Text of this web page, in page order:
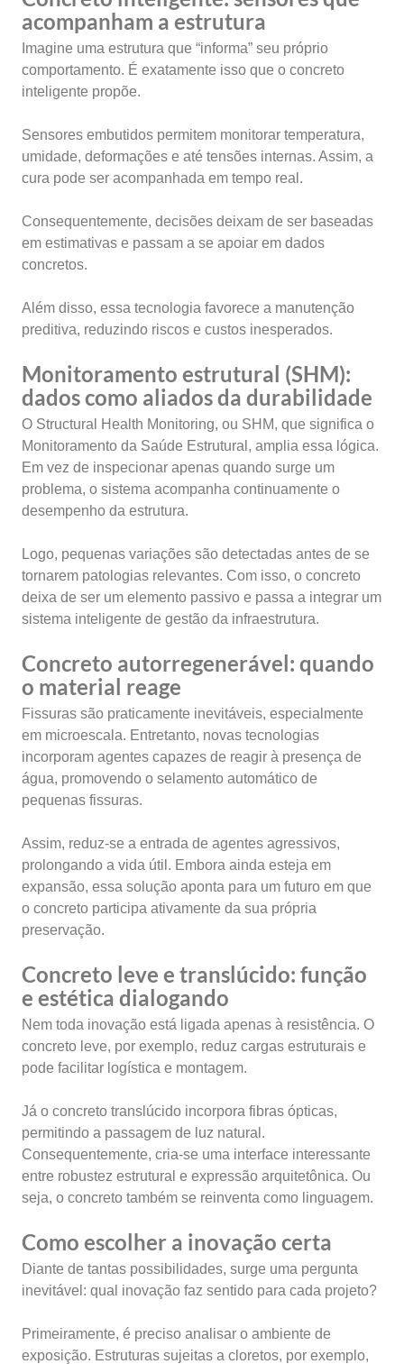
acompanham a estrutura
Imagine uma estrutura que “informa” seu próprio
comportamento. É exatamente isso que o concreto
inteligente propõe.
Sensores embutidos permitem monitorar temperatura,
umidade, deformações e até tensões internas. Assim, a
cura pode ser acompanhada em tempo real.
Consequentemente, decisões deixam de ser baseadas
em estimativas e passam a se apoiar em dados
concretos.
Além disso, essa tecnologia favorece a manutenção
preditiva, reduzindo riscos e custos inesperados.
Monitoramento estrutural (SHM):
dados como aliados da durabilidade
O Structural Health Monitoring, ou SHM, que significa o
Monitoramento da Saúde Estrutural, amplia essa lógica.
Em vez de inspecionar apenas quando surge um
problema, o sistema acompanha continuamente o
desempenho da estrutura.
Logo, pequenas variações são detectadas antes de se
tornarem patologias relevantes. Com isso, o concreto
deixa de ser um elemento passivo e passa a integrar um
sistema inteligente de gestão da infraestrutura.
Concreto autorregenerável: quando
o material reage
Fissuras são praticamente inevitáveis, especialmente
em microescala. Entretanto, novas tecnologias
incorporam agentes capazes de reagir à presença de
água, promovendo o selamento automático de
pequenas fissuras.
Assim, reduz-se a entrada de agentes agressivos,
prolongando a vida útil. Embora ainda esteja em
expansão, essa solução aponta para um futuro em que
o concreto participa ativamente da sua própria
preservação.
Concreto leve e translúcido: função
e estética dialogando
Nem toda inovação está ligada apenas à resistência. O
concreto leve, por exemplo, reduz cargas estruturais e
pode facilitar logística e montagem.
Já o concreto translúcido incorpora fibras ópticas,
permitindo a passagem de luz natural.
Consequentemente, cria-se uma interface interessante
entre robustez estrutural e expressão arquitetônica. Ou
seja, o concreto também se reinventa como linguagem.
Como escolher a inovação certa
Diante de tantas possibilidades, surge uma pergunta
inevitável: qual inovação faz sentido para cada projeto?
Primeiramente, é preciso analisar o ambiente de
exposição. Estruturas sujeitas a cloretos, por exemplo,